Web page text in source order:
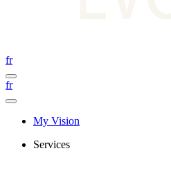
fr
fr
My Vision
Services